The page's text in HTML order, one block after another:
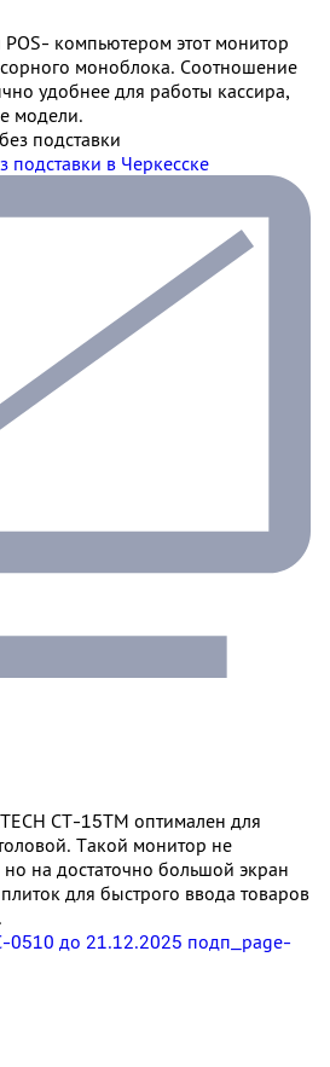
компьютером этот монитор
моноблока. Соотношение
удобнее для работы кассира,
модели.
подставки в Черкесске
CT-15ТM оптимален для
Такой монитор не
на достаточно большой экран
для быстрого ввода товаров
до 21.12.2025 подп_page-